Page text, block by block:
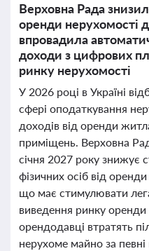
Верховна Рада
оренди нерухомості
впровадила
доходи з цифрових
ринку нерухомості
У 2026 році в Україні
сфері оподаткування
доходів від оренди
приміщень. Верховна
січня 2027 року знижує
фізичних осіб від
що має стимулювати
виведення ринку оренди
орендодавці втратять
нерухоме майно за певні